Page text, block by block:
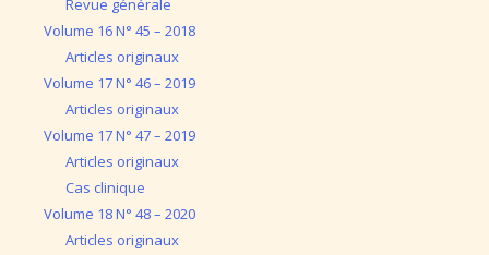
Revue générale
Volume 16 N° 45 – 2018
Articles originaux
Volume 17 N° 46 – 2019
Articles originaux
Volume 17 N° 47 – 2019
Articles originaux
Cas clinique
Volume 18 N° 48 – 2020
Articles originaux